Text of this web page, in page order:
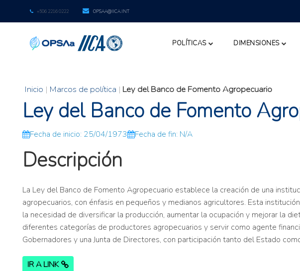
+506 2216 0222 OPSAA@IICA.INT
POLÍTICAS DIMENSIONES
Inicio | Marcos de política | Ley del Banco de Fomento Agropecuario
Ley del Banco de Fomento
Fecha de inicio: 25/04/1973 Fecha de fin: N/A
Descripción
La Ley del Banco de Fomento Agropecuario establece la creación de una
agropecuarios, con énfasis en pequeños y medianos agricultores. Esta
la necesidad de diversificar la producción, aumentar la ocupación y mejorar la
diferentes categorías de productores agropecuarios y servir como agente
Gobernadores y una Junta de Directores, con participación tanto del Estado
IR A LINK